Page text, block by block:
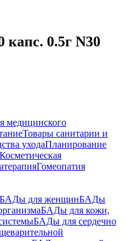
0.5г N30
медицинского
Товары санитарии и
уходаПланирование
Косметическая
Гомеопатия
БАДы для женщинБАДы
БАДы для кожи,
БАДы для сердечно